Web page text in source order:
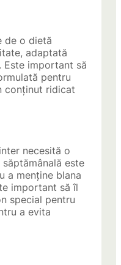
de o dietă
adaptată
Este important să
pentru
conținut ridicat
necesită o
este
a menține blana
important să îl
special pentru
a evita